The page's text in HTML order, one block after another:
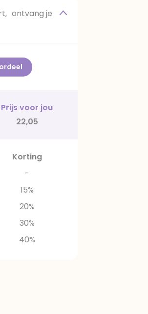
ontvang je
Prijs voor jou
22,05
Korting
-
15%
20%
30%
40%